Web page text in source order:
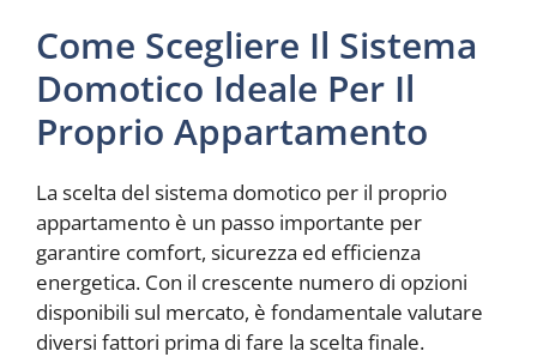
Come Scegliere Il Sistema
Domotico Ideale Per Il
Proprio Appartamento
La scelta del sistema domotico per il proprio
appartamento è un passo importante per
garantire comfort, sicurezza ed efficienza
energetica. Con il crescente numero di opzioni
disponibili sul mercato, è fondamentale valutare
diversi fattori prima di fare la scelta finale.